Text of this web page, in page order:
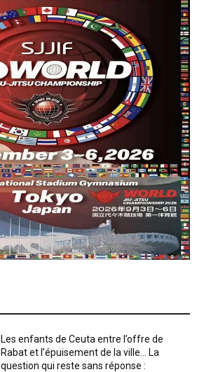
Les enfants de Ceuta entre l’offre de
Rabat et l’épuisement de la ville… La
question qui reste sans réponse :